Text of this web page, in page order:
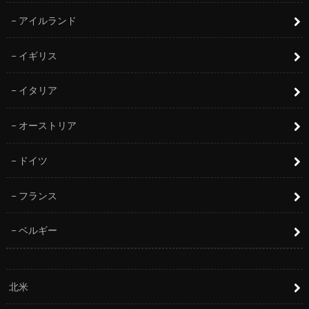
アイルランド
イギリス
イタリア
オーストリア
ドイツ
フランス
ベルギー
北米